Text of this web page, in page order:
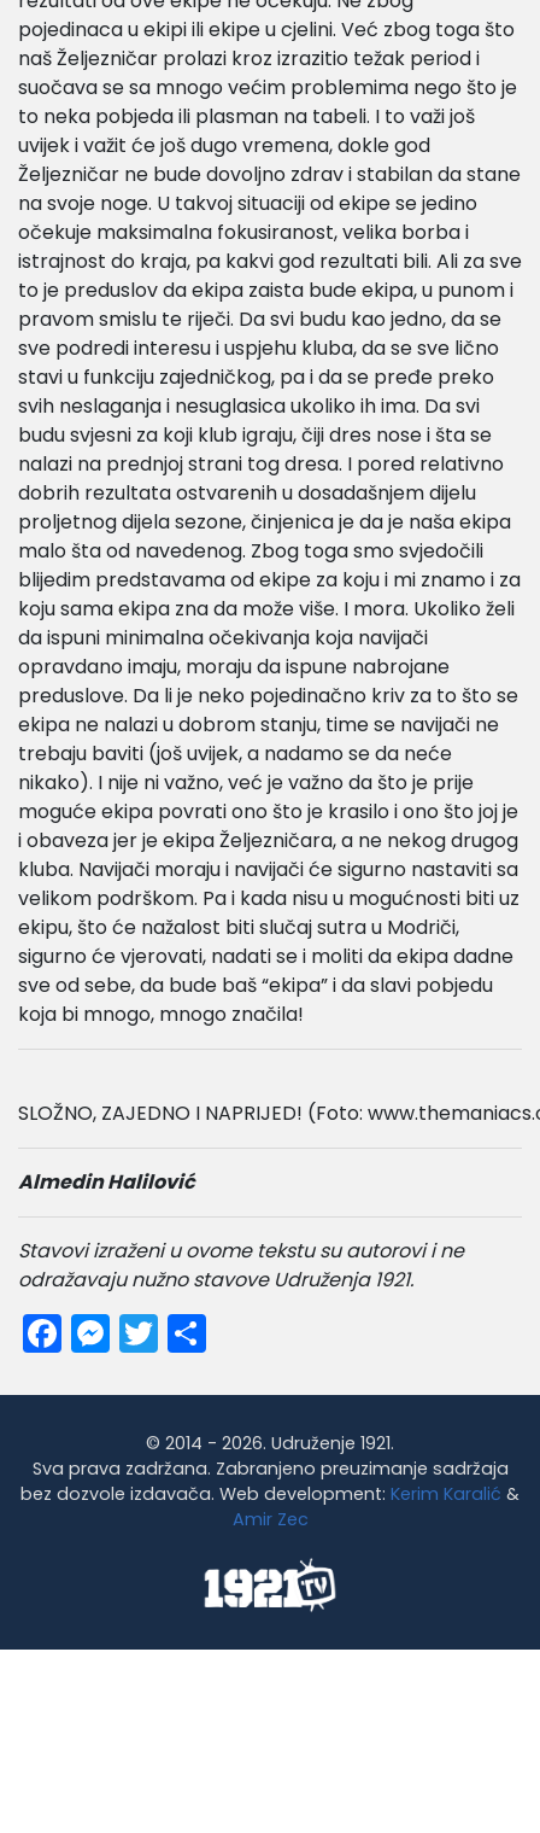
pojedinaca u ekipi ili ekipe u cjelini. Već zbog toga što
naš Željezničar prolazi kroz izrazitio težak period i
suočava se sa mnogo većim problemima nego što je
to neka pobjeda ili plasman na tabeli. I to važi još
uvijek i važit će još dugo vremena, dokle god
Željezničar ne bude dovoljno zdrav i stabilan da stane
na svoje noge. U takvoj situaciji od ekipe se jedino
očekuje maksimalna fokusiranost, velika borba i
istrajnost do kraja, pa kakvi god rezultati bili. Ali za sve
to je preduslov da ekipa zaista bude ekipa, u punom i
pravom smislu te riječi. Da svi budu kao jedno, da se
sve podredi interesu i uspjehu kluba, da se sve lično
stavi u funkciju zajedničkog, pa i da se pređe preko
svih neslaganja i nesuglasica ukoliko ih ima. Da svi
budu svjesni za koji klub igraju, čiji dres nose i šta se
nalazi na prednjoj strani tog dresa. I pored relativno
dobrih rezultata ostvarenih u dosadašnjem dijelu
proljetnog dijela sezone, činjenica je da je naša ekipa
malo šta od navedenog. Zbog toga smo svjedočili
blijedim predstavama od ekipe za koju i mi znamo i za
koju sama ekipa zna da može više. I mora. Ukoliko želi
da ispuni minimalna očekivanja koja navijači
opravdano imaju, moraju da ispune nabrojane
preduslove. Da li je neko pojedinačno kriv za to što se
ekipa ne nalazi u dobrom stanju, time se navijači ne
trebaju baviti (još uvijek, a nadamo se da neće
nikako). I nije ni važno, već je važno da što je prije
moguće ekipa povrati ono što je krasilo i ono što joj je
i obaveza jer je ekipa Željezničara, a ne nekog drugog
kluba. Navijači moraju i navijači će sigurno nastaviti sa
velikom podrškom. Pa i kada nisu u mogućnosti biti uz
ekipu, što će nažalost biti slučaj sutra u Modriči,
sigurno će vjerovati, nadati se i moliti da ekipa dadne
sve od sebe, da bude baš “ekipa” i da slavi pobjedu
koja bi mnogo, mnogo značila!
SLOŽNO, ZAJEDNO I NAPRIJED! (Foto:
Almedin Halilović
Stavovi izraženi u ovome tekstu su autorovi i ne
odražavaju nužno stavove Udruženja 1921.
Facebook
Messenger
Twitter
© 2014 - 2026. Udruženje 1921.
Sva prava zadržana. Zabranjeno preuzimanje sadržaja
bez dozvole izdavača. Web development: Kerim Karalić &
Amir Zec